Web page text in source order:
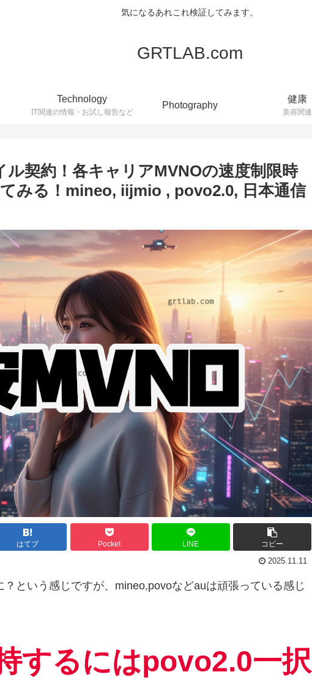
気になるあれこれ検証してみます。
GRTLAB.com
Technology
IT関連の情報・お試し報告など
Photography
健康
美容関連
ル契約！各キャリアMVNOの速度制限時
てみる！mineo, iijmio , povo2.0, 日本通信
はてブ Pocket LINE コピー
2025.11.11
という感じですが、mineo,povoなどauは頑張っている感じ
するにはpovo2.0一択